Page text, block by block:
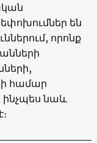
են
որոնք
համար
նաև